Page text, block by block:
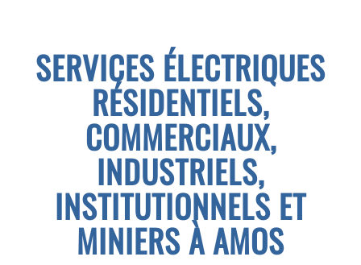
SERVICES ÉLECTRIQUES
RÉSIDENTIELS,
COMMERCIAUX,
INDUSTRIELS,
INSTITUTIONNELS ET
MINIERS À AMOS